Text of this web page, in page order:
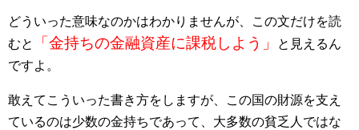
どういった意味なのかはわかりませんが、この文だけを読
むと
「金持ちの金融資産に課税しよう」
と見えるん
ですよ。
敢えてこういった書き方をしますが、この国の財源を支え
ているのは少数の金持ちであって、大多数の貧乏人ではな